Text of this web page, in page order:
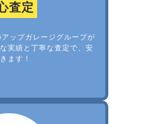
査定
ップガレージグループが
実績と丁寧な査定で、安
ます！